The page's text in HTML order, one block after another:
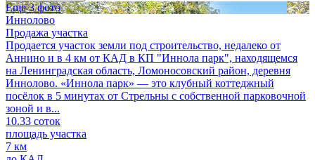
Еще 3 фото
Иннолово
Продажа участка
Продается участок земли под строительство, недалеко от
Аннино и в 4 км от КАД в КП "Иннола парк", находящемся
на Ленинградская область, Ломоносовский район, деревня
Иннолово. «Иннола парк» — это клубный коттеджный
посёлок в 5 минутах от Стрельны с собственной парковочной
зоной и в...
10.33 соток
площадь участка
7 км